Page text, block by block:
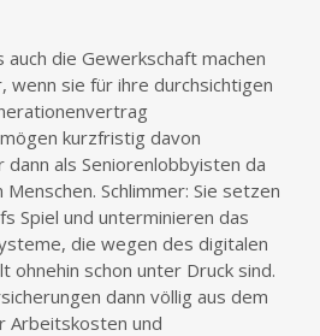
auch die Gewerkschaft machen
wenn sie für ihre durchsichtigen
kurzfristig davon
als Seniorenlobbyisten da
Schlimmer: Sie setzen
Spiel und unterminieren das
die wegen des digitalen
ohnehin schon unter Druck sind.
dann völlig aus dem
Arbeitskosten und